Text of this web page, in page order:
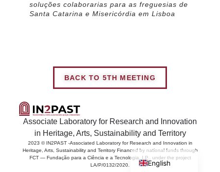
soluções colaborarias para as freguesias de
Santa Catarina e Misericórdia em Lisboa
BACK TO 5TH MEETING
Associate Laboratory for Research and Innovation
in Heritage, Arts, Sustainability and Territory
2023 © IN2PAST -Associated Laboratory for Research and Innovation in
Heritage, Arts, Sustainability and Territory Financed by national funds through
FCT — Fundação para a Ciência e a Tecnologia, I.P., under the project
LA/P/0132/2020.
English
Portuguese